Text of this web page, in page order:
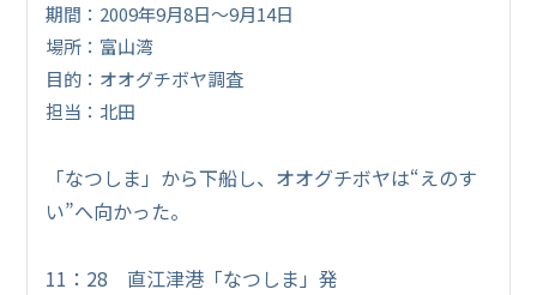
期間：2009年9月8日～9月14日
場所：富山湾
目的：オオグチボヤ調査
担当：北田
「なつしま」から下船し、オオグチボヤは“えのす
い”へ向かった。
11：28 直江津港「なつしま」発